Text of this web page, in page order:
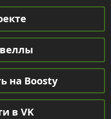
на Boosty
в VK